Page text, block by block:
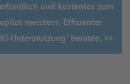
und kostenlos zum
meistern: Effizienter
Unterstützung" beraten. >>